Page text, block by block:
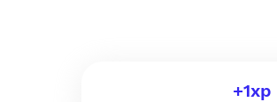
+1xp